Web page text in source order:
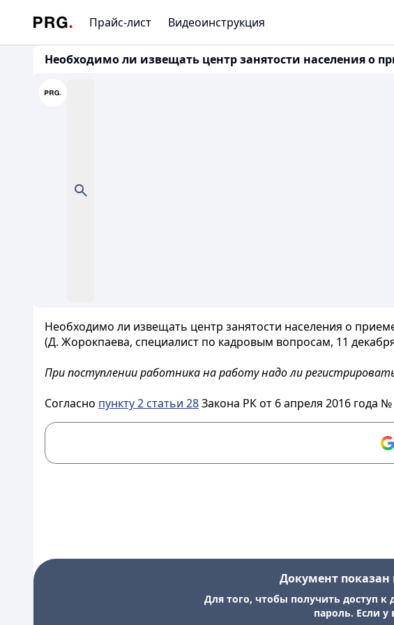
Прайс-лист Видеоинструкция
Необходимо ли извещать центр занятости населения о
Необходимо ли извещать центр занятости населения о
(Д. Жорокпаева, специалист по кадровым вопросам, 11
При поступлении работника на работу надо ли
Согласно пункту 2 статьи 28Закона РК от 6 апреля 2016 года
Документ
Для того, чтобы получить доступ
пароль. Если у